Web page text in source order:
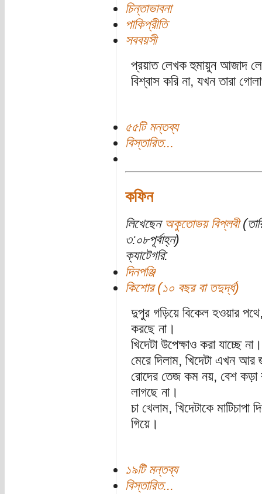
চিন্তাভাবনা
পাকিপ্রীতি
সববয়সী
প্রয়াত লেখক হুমায়ুন আজাদ
বিশ্বাস করি না, যখন তারা
৫৫টি মন্তব্য
বিস্তারিত...
কফিন
লিখেছেন অকুতোভয় বিপ্লবী
৩:০৮পূর্বাহ্ন)
ক্যাটেগরি:
দিনপঞ্জি
কিশোর (১০ বছর বা তদুর্দ্ধ)
দুপুর গড়িয়ে বিকেল হওয়ার
করছে না।
খিদেটা উপেক্ষাও করা যাচ্ছে
মেরে দিলাম, খিদেটা এখন আর
রোদের তেজ কম নয়, বেশ কড়া
লাগছে না।
চা খেলাম, খিদেটাকে
গিয়ে।
১৯টি মন্তব্য
বিস্তারিত...